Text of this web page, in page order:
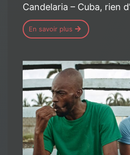
Candelaria – Cuba, rien
En savoir plus